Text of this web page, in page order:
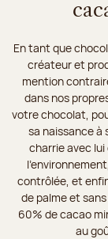
En tant que
créateur et
mention
dans nos
votre chocolat,
sa naissance à
charrie avec lui
contrôlée, et
de palme et
60% de cacao
au